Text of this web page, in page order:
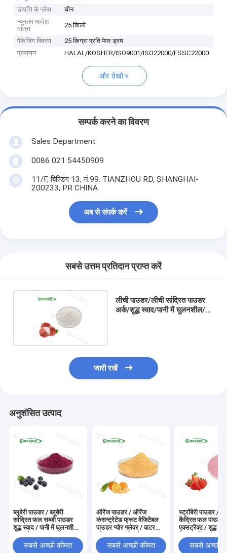
उत्पत्ति के प्लेस
चीन
न्यूनतम आदेश
मात्रा
25 किलो
पैकेजिंग विवरण
25 किग्रा प्रति पेपर ड्रम
प्रमाणन
HALAL/KOSHER/ISO9001/ISO22000/FSSC22000
और देखो
सम्पर्क करने का विवरण
Sales Department
0086 021 54450909
11/F, बिल्डिंग 13, नं.99. TIANZHOU RD, SHANGHAI-
200233, PR CHINA
अब से संपर्क करें
सबसे उत्तम प्रतिदान प्राप्त करें
लीची पाउडर/लीची सांद्रित पाउडर
अर्क/शुद्ध स्वाद/पानी में घुलनशील/
जारी रखें
अनुशंसित उत्पाद
ब्लूबेरी पाउडर / ब्लूबेरी
सांद्रित फल सब्जी पाउडर
शुद्ध स्वाद / पानी में घुलनशील /
सबसे अच्छी कीमत
ऑरेंज पाउडर / ऑरेंज
कंसन्ट्रेटेड फ्रूट वेजिटेबल
पाउडर प्योर फ्लेवर / वाटर
सबसे अच्छी कीमत
स्ट्रॉबेरी पाउडर /
केंद्रित फल पाउडर
एक्सट्रैक्ट / शुद्ध
सबसे अच्छी